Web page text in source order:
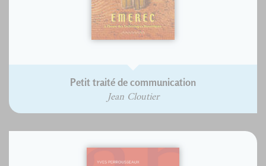
Petit traité de communication
Jean Cloutier